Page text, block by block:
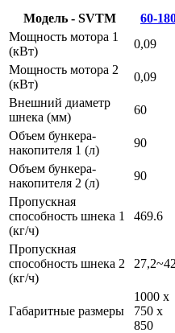
Модель - SVTM 60-
Мощность мотора 1
(кВт)
0,09
Мощность мотора 2
(кВт)
0,09
Внешний диаметр
шнека (мм)
60
Объем бункера-
накопителя 1 (л)
90
Объем бункера-
накопителя 2 (л)
90
Пропускная
способность шнека 1
(кг/ч)
469.6
Пропускная
способность шнека 2
(кг/ч)
Габаритные размеры
1000 х
750 х
850